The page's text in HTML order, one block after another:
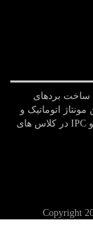
ساخت بردهای
اتوماتیک و
دستی بردهای مدارچاپی بر طبق استاندارد های ISO و IPC در کلاس های
Copyright